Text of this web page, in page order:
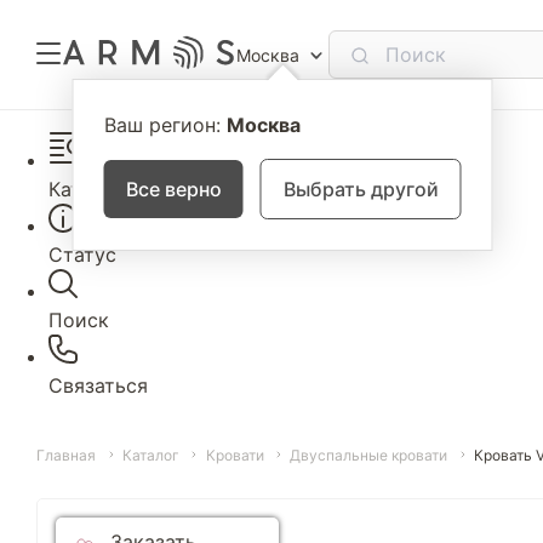
Москва
Ваш регион: Москва
Все верно Выбрать другой
Каталог
Статус
Поиск
Связаться
Главная Каталог Кровати Двуспальные кровати Кровать